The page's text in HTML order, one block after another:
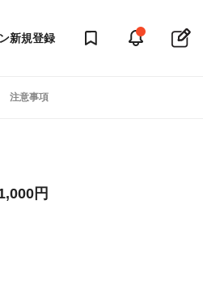
新規登録
注意事項
円